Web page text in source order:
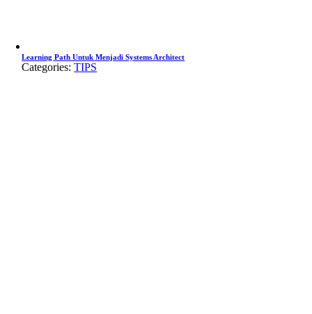
Learning Path Untuk Menjadi Systems Architect
Categories:TIPS